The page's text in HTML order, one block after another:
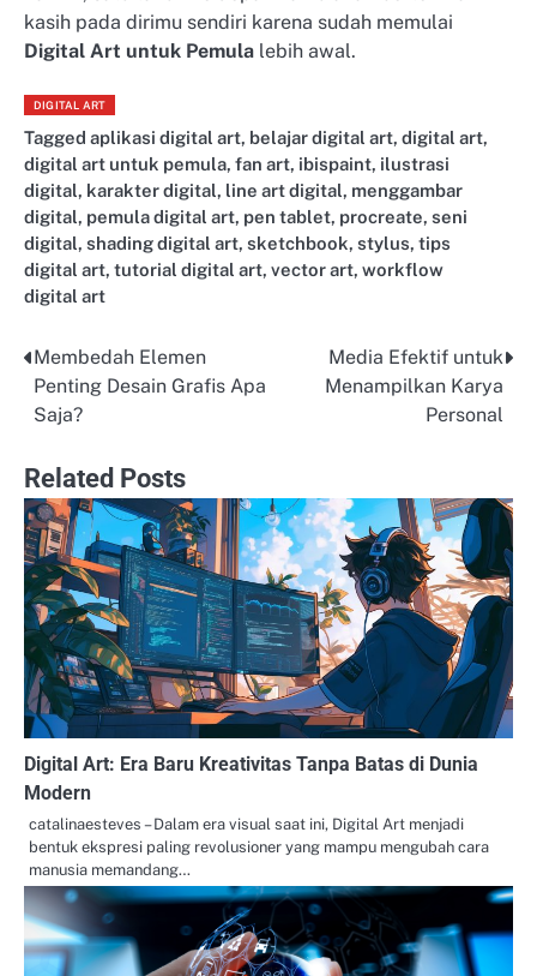
kasih pada dirimu sendiri karena sudah memulai
Digital Art untuk Pemula lebih awal.
DIGITAL ART
Tagged aplikasi digital art, belajar digital art, digital art,
digital art untuk pemula, fan art, ibispaint, ilustrasi
digital, karakter digital, line art digital, menggambar
digital, pemula digital art, pen tablet, procreate, seni
digital, shading digital art, sketchbook, stylus, tips
digital art, tutorial digital art, vector art, workflow
digital art
Post
navigation
Membedah Elemen
Penting Desain Grafis Apa
Saja?
Media Efektif untuk
Menampilkan Karya
Personal
Related Posts
Digital Art: Era Baru Kreativitas Tanpa Batas di Dunia
Modern
catalinaesteves – Dalam era visual saat ini, Digital Art menjadi
bentuk ekspresi paling revolusioner yang mampu mengubah cara
manusia memandang…